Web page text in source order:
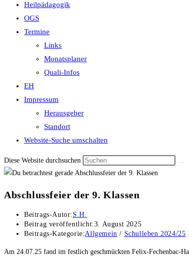
Heilpädagogik
OGS
Termine
Links
Monatsplaner
Quali-Infos
EH
Impressum
Herausgeber
Standort
Website-Suche umschalten
Diese Website durchsuchen
Abschlussfeier der 9. Klassen
Beitrags-Autor: S.H.
Beitrag veröffentlicht:3. August 2025
Beitrags-Kategorie:Allgemein / Schulleben 2024/25
Am 24.07.25 fand im festlich geschmückten Felix-Fechenbac-